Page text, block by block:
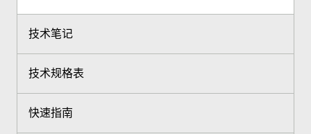
技术笔记
技术规格表
快速指南